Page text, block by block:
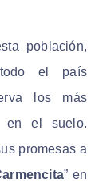
población,
el país
los más
en el suelo.
promesas a
” en